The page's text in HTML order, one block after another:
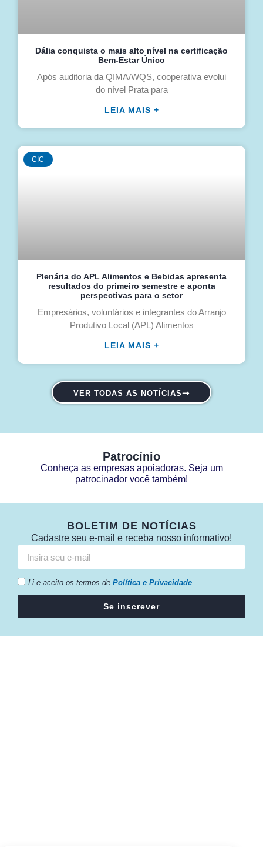
Dália conquista o mais alto nível na certificação
Bem-Estar Único
Após auditoria da QIMA/WQS, cooperativa evolui
do nível Prata para
LEIA MAIS +
CIC
Plenária do APL Alimentos e Bebidas apresenta
resultados do primeiro semestre e aponta
perspectivas para o setor
Empresários, voluntários e integrantes do Arranjo
Produtivo Local (APL) Alimentos
LEIA MAIS +
VER TODAS AS NOTÍCIAS
Patrocínio
Conheça as empresas apoiadoras. Seja um
patrocinador você também!
BOLETIM DE NOTÍCIAS
Cadastre seu e-mail e receba nosso informativo!
Li e aceito os termos de Política e Privacidade.
Se inscrever